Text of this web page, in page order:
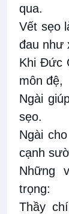
qua.
Vết sẹo
đau như
Khi Ðức
môn đệ,
Ngài
sẹo.
Ngài
cạnh
Những
trọng:
Thầy